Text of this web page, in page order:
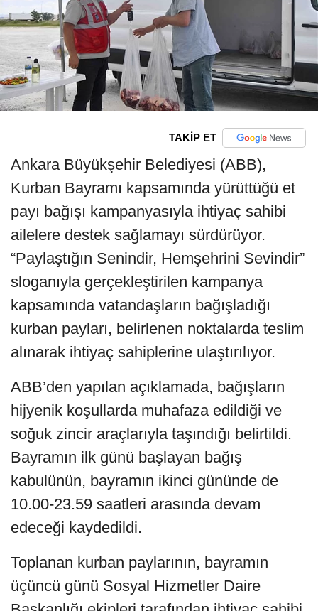
TAKİP ET
Ankara Büyükşehir Belediyesi (ABB),
Kurban Bayramı kapsamında yürüttüğü et
payı bağışı kampanyasıyla ihtiyaç sahibi
ailelere destek sağlamayı sürdürüyor.
“Paylaştığın Senindir, Hemşehrini Sevindir”
sloganıyla gerçekleştirilen kampanya
kapsamında vatandaşların bağışladığı
kurban payları, belirlenen noktalarda teslim
alınarak ihtiyaç sahiplerine ulaştırılıyor.
ABB’den yapılan açıklamada, bağışların
hijyenik koşullarda muhafaza edildiği ve
soğuk zincir araçlarıyla taşındığı belirtildi.
Bayramın ilk günü başlayan bağış
kabulünün, bayramın ikinci gününde de
10.00-23.59 saatleri arasında devam
edeceği kaydedildi.
Toplanan kurban paylarının, bayramın
üçüncü günü Sosyal Hizmetler Daire